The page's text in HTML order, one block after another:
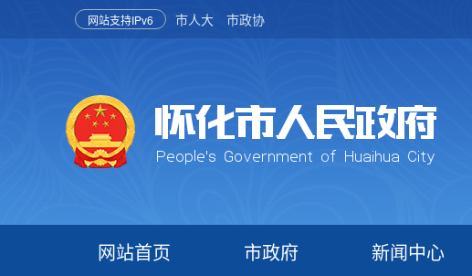
网站支持IPv6 市人大 市政协
网站首页 市政府 新闻中心